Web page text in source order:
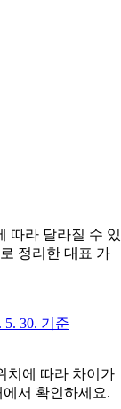
따라 달라질 수 있
정리한 대표 가
5. 30. 기준
치에 따라 차이가
서 확인하세요.